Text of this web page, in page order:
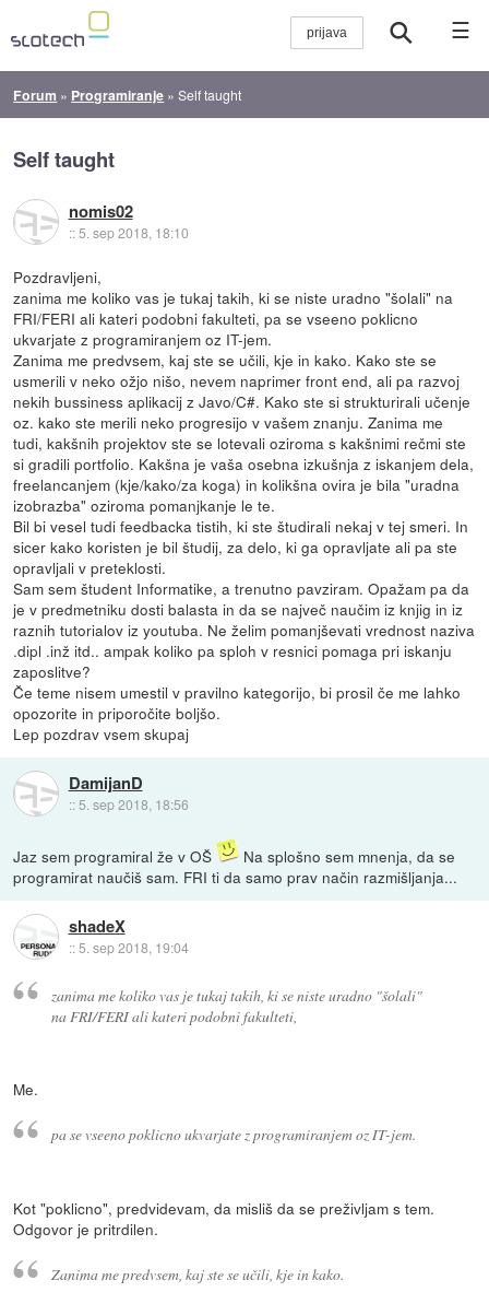
☰
Forum » Programiranje »Self taught
Self taught
nomis02
::5. sep 2018, 18:10
Pozdravljeni,
zanima me koliko vas je tukaj takih, ki se niste uradno "šolali" na
FRI/FERI ali kateri podobni fakulteti, pa se vseeno poklicno
ukvarjate z programiranjem oz IT-jem.
Zanima me predvsem, kaj ste se učili, kje in kako. Kako ste se
usmerili v neko ožjo nišo, nevem naprimer front end, ali pa razvoj
nekih bussiness aplikacij z Javo/C#. Kako ste si strukturirali učenje
oz. kako ste merili neko progresijo v vašem znanju. Zanima me
tudi, kakšnih projektov ste se lotevali oziroma s kakšnimi rečmi ste
si gradili portfolio. Kakšna je vaša osebna izkušnja z iskanjem dela,
freelancanjem (kje/kako/za koga) in kolikšna ovira je bila "uradna
izobrazba" oziroma pomanjkanje le te.
Bil bi vesel tudi feedbacka tistih, ki ste študirali nekaj v tej smeri. In
sicer kako koristen je bil študij, za delo, ki ga opravljate ali pa ste
opravljali v preteklosti.
Sam sem študent Informatike, a trenutno pavziram. Opažam pa da
je v predmetniku dosti balasta in da se največ naučim iz knjig in iz
raznih tutorialov iz youtuba. Ne želim pomanjševati vrednost naziva
.dipl .inž itd.. ampak koliko pa sploh v resnici pomaga pri iskanju
zaposlitve?
Če teme nisem umestil v pravilno kategorijo, bi prosil če me lahko
opozorite in priporočite boljšo.
Lep pozdrav vsem skupaj
DamijanD
:: 5. sep 2018, 18:56
Jaz sem programiral že v OŠ
Na splošno sem mnenja, da se
programirat naučiš sam. FRI ti da samo prav način razmišljanja...
shadeX
::5. sep 2018, 19:04
zanima me koliko vas je tukaj takih, ki se niste uradno "šolali"
na FRI/FERI ali kateri podobni fakulteti,
Me.
pa se vseeno poklicno ukvarjate z programiranjem oz IT-jem.
Kot "poklicno", predvidevam, da misliš da se preživljam s tem.
Odgovor je pritrdilen.
Zanima me predvsem, kaj ste se učili, kje in kako.